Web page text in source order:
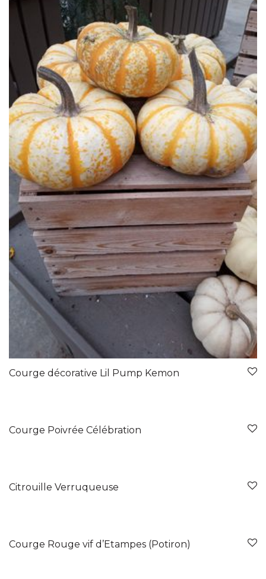
Courge décorative Lil Pump Kemon
Courge Poivrée Célébration
Citrouille Verruqueuse
Courge Rouge vif d’Etampes (Potiron)